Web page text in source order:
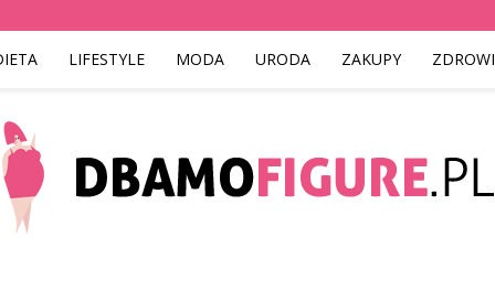
LIFESTYLE MODA URODA ZAKUPY